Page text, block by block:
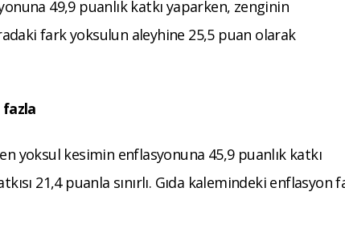
49,9 puanlık katkı yaparken, zenginin
fark yoksulun aleyhine 25,5 puan olarak
fazla
yoksul kesimin enflasyonuna 45,9 puanlık katkı
21,4 puanla sınırlı. Gıda kalemindeki enflasyon